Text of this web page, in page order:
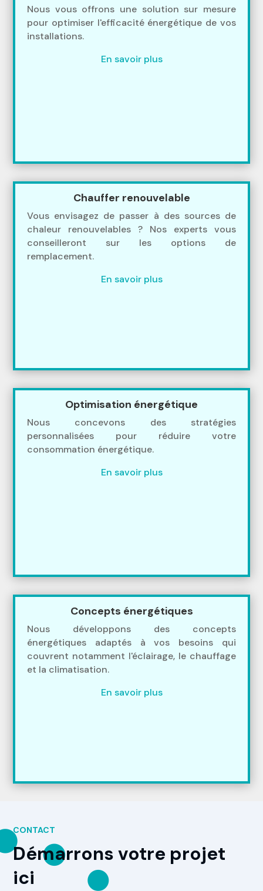
Nous vous offrons une solution sur mesure
pour optimiser l'efficacité énergétique de vos
installations.
En savoir plus
Chauffer renouvelable
Vous envisagez de passer à des sources de
chaleur renouvelables ? Nos experts vous
conseilleront sur les options de
remplacement.
En savoir plus
Optimisation énergétique
Nous concevons des stratégies
personnalisées pour réduire votre
consommation énergétique.
En savoir plus
Concepts énergétiques
Nous développons des concepts
énergétiques adaptés à vos besoins qui
couvrent notamment l'éclairage, le chauffage
et la climatisation.
En savoir plus
CONTACT
Démarrons votre projet
ici